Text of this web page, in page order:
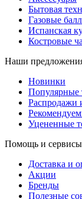
Бытовая
Газовые
Испанская
Костровые
Наши
Новинки
Популярные
Распродажи
Уцененные
Помощь и сервисы
Доставка и
Акции
Бренды
Полезные